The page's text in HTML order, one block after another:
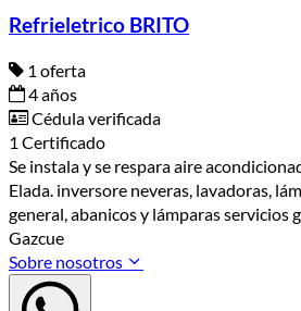
Refrieletrico BRITO
1 oferta
4 años
Cédula verificada
1 Certificado
Se instala y se respara aire
Elada. inversore neveras, lavadoras,
general, abanicos y lámparas servicios
Gazcue
Sobre nosotros